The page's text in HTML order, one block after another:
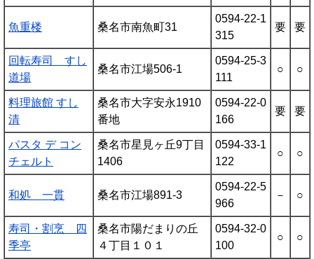
魚重楼 桑名市南魚町31
0594-22-1
315
要 要
回転寿司 すし
道場
桑名市江場506-1
0594-25-3
111
○ ○
料理旅館 すし
清
桑名市大字安永1910
番地
0594-22-0
166
要 要
パスタ デ コン
チェルト
桑名市星見ヶ丘9丁目
1406
0594-33-1
122
○ ○
和処 一貫 桑名市江場891-3
0594-22-5
966
－ ○
寿司・割烹 四
季亭
桑名市陽だまりの丘
４丁目１０１
0594-32-0
100
○ ○